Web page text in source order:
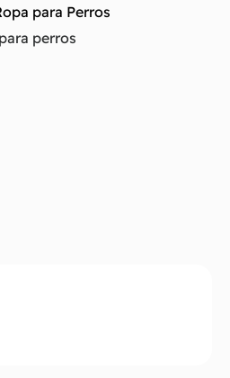
para Perros
perros